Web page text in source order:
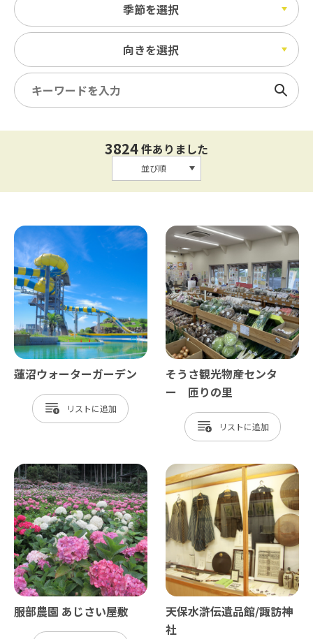
季節を選択
向きを選択
検索
3824件ありました
並び順
蓮沼ウォーターガーデン
リスト
そうさ観光物産センタ
ー 匝りの里
リスト
服部農園 あじさい屋敷
天保水滸伝遺品館/諏訪神
社